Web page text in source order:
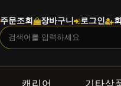
주문조회 장바구니 로그인
캐리어 기타상